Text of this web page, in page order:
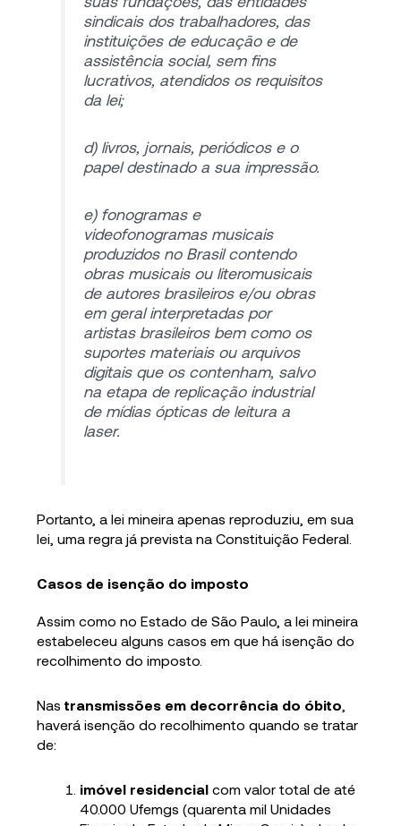
sindicais dos trabalhadores, das
instituições de educação e de
assistência social, sem fins
lucrativos, atendidos os requisitos
da lei;
d) livros, jornais, periódicos e o
papel destinado a sua impressão.
e) fonogramas e
videofonogramas musicais
produzidos no Brasil contendo
obras musicais ou literomusicais
de autores brasileiros e/ou obras
em geral interpretadas por
artistas brasileiros bem como os
suportes materiais ou arquivos
digitais que os contenham, salvo
na etapa de replicação industrial
de mídias ópticas de leitura a
laser.
Portanto, a lei mineira apenas reproduziu, em sua
lei, uma regra já prevista na Constituição Federal.
Casos de isenção do imposto
Assim como no Estado de São Paulo, a lei mineira
estabeleceu alguns casos em que há isenção do
recolhimento do imposto.
Nastransmissões em decorrência do óbito
haverá isenção do recolhimento quando se tratar
de:
imóvel residencial com valor total de até
40.000 Ufemgs (quarenta mil Unidades